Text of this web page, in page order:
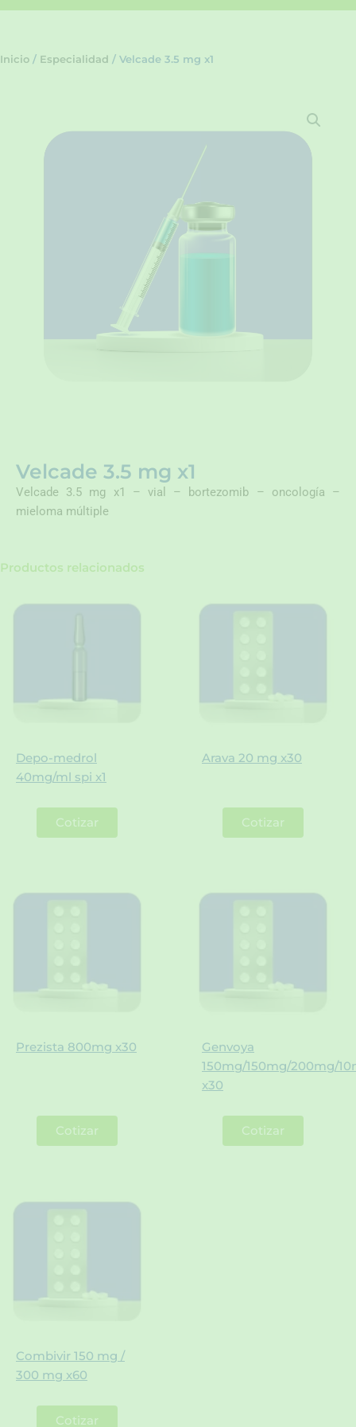
Inicio / Especialidad / Velcade 3.5 mg x1
Velcade 3.5 mg x1
Velcade 3.5 mg x1 – vial – bortezomib – oncología –
mieloma múltiple
Productos relacionados
Depo-medrol
40mg/ml spi x1
Cotizar
Arava 20 mg x30
Cotizar
Prezista 800mg x30
Cotizar
Genvoya
150mg/150mg/200mg/
x30
Cotizar
Combivir 150 mg /
300 mg x60
Cotizar